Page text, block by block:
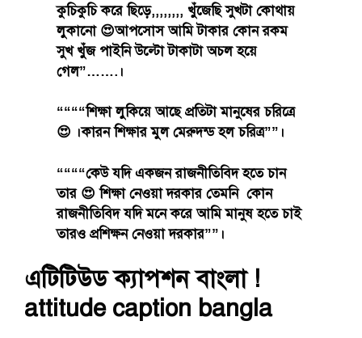
কুচিকুচি করে ছিড়ে,,,,,,,, খুঁজেছি সুখটা কোথায়
লুকানো 😍আপসোস আমি টাকার কোন রকম
সুখ খুঁজ পাইনি উল্টো টাকাটা অচল হয়ে
গেল”…….।
““““শিক্ষা লুকিয়ে আছে প্রতিটা মানুষের চরিত্রে
😍 ।কারন শিক্ষার মুল মেরুদন্ড হল চরিত্র””।
““““কেউ যদি একজন রাজনীতিবিদ হতে চান
তার 😍 শিক্ষা নেওয়া দরকার তেমনি কোন
রাজনীতিবিদ যদি মনে করে আমি মানুষ হতে চাই
তারও প্রশিক্ষন নেওয়া দরকার””।
এটিটিউড ক্যাপশন বাংলা !
attitude caption bangla